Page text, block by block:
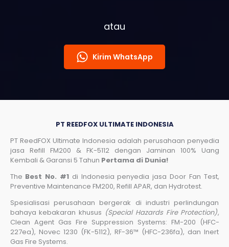
atau
Kirim WhatsApp
PT REEDFOX ULTIMATE INDONESIA
PT ReedFOX Ultimate Indonesia adalah perusahaan penyedia
jasa Refill FM200 & FK-5112 dengan Jaminan 100% Uang
Kembali & Garansi 5 Tahun Pertama di Dunia!
The Best No. #1di Indonesia penyedia jasa Door Fan Test,
Preventive Maintenance FM200, Refill APAR, dan Hydrotest.
Spesialisasi perusahaan bergerak di industri perlindungan
bahaya kebakaran khusus (Special Hazards Fire Protection),
Clean Agent Gas Fire Suppression Systems: FM-200 (HFC-
227ea), Novec 1230 (FK-5112), RF-36™ (HFC-236fa), dan Inert
Gas Fire Systems.